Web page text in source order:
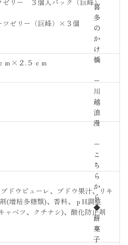
喜
多
の
か
け
橋
−
川
越
浪
漫
−
こ
ち
ら
か
ら
◆
餅
菓
子
ツゼリー（巨峰）×３個
ｍ×２.５ｃｍ
ドウピューレ、ブドウ果汁、リキ
(増粘多糖類)、香料、ｐH調整
ャベツ、クチナシ)、酸化防止剤